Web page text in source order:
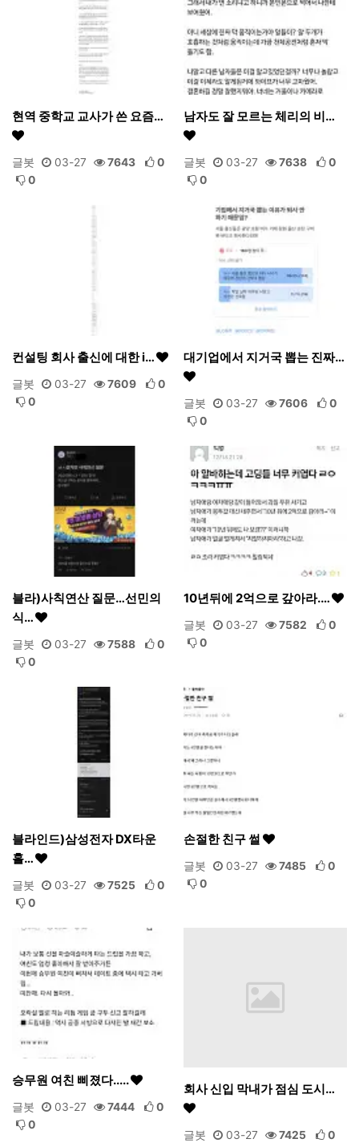
현역 중학교 교사가 쓴 요즘…
글봇 03-27 7643
0
0
남자도 잘 모르는 체리의 비…
글봇 03-27 7638
0
0
컨설팅 회사 출신에 대한 i…
글봇 03-27 7609
0
0
대기업에서 지거국 뽑는 진짜…
글봇 03-27 7606
0
0
블라)사칙연산 질문…선민의
식…
글봇 03-27 7588
0
0
10년뒤에 2억으로 갚아라.…
글봇 03-27 7582
0
0
블라인드)삼성전자 DX타운
홀…
글봇 03-27 7525
0
0
손절한 친구 썰
글봇 03-27 7485
0
0
승무원 여친 삐졌다.....
글봇 03-27 7444
0
0
회사 신입 막내가 점심 도시…
글봇 03-27 7425
0